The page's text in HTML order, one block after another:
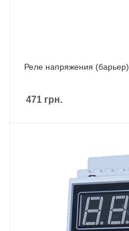
Реле напряжения
471 грн.